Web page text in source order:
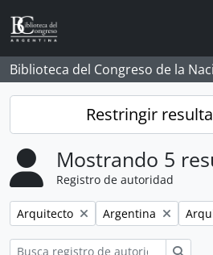
Skip to main content
Biblioteca del Congreso de la
Restringir
Mostrando 5
Registro de autoridad
Remove filter:
Arquitecto Remove filter:
Argentina